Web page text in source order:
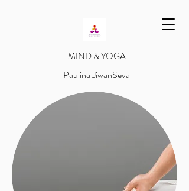
​MIND & YOGA
​Paulina JiwanSeva